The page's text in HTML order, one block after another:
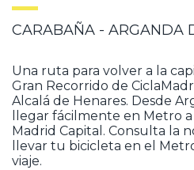
CARABAÑA - ARGANDA
Una ruta para volver a la
Gran Recorrido de
Alcalá de Henares. Desde
llegar fácilmente en Metro
Madrid Capital. Consulta la
llevar tu bicicleta en el
viaje.